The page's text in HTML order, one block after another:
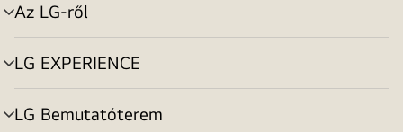
Az LG-ről
menu
toggle
LG EXPERIENCE
menu
toggle
LG Bemutatóterem
menu